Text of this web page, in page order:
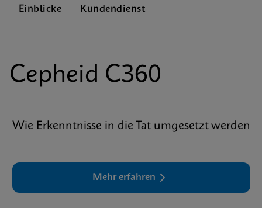
Einblicke Kundendienst
Cepheid C360
Wie Erkenntnisse in die Tat umgesetzt werden
Mehr erfahren